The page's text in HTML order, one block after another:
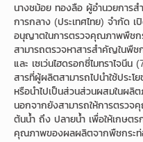
นางชม้อย ทองลือ ผู้อำนวยการ
การกลาง (ประเทศไทย) จำกัด เ
อนุญาตในการตรวจคุณภาพพืชก
สามารถตรวจหาสารสำคัญในพืช
และ เซเว่นไฮดรอกซี่ไมทราไจนี
สารที่ผู้ผลิตสามารถไปนำใช้ประโ
หรือนำไปเป็นส่วนส่วนผสมในผลิ
นอกจากยังสามารถให้การตรว
ต้นน้ำ ถึง ปลายน้ำ เพื่อให้เกษต
คุณภาพของผลผลิตจากพืชกระ